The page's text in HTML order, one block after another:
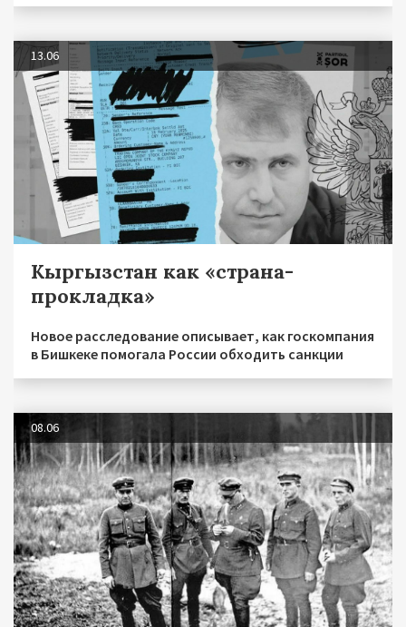
13.06
Кыргызстан как «страна-
прокладка»
Новое расследование описывает, как госкомпания
в Бишкеке помогала России обходить санкции
08.06